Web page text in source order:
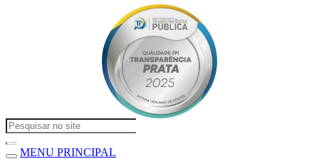
MENU PRINCIPAL